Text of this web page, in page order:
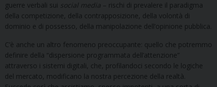
guerre verbali sui social media – rischi di prevalere il paradigma
della competizione, della contrapposizione, della volontà di
dominio e di possesso, della manipolazione dell’opinione pubblica.
C’è anche un altro fenomeno preoccupante: quello che potremmo
definire della “dispersione programmata dell’attenzione”
attraverso i sistemi digitali, che, profilandoci secondo le logiche
del mercato, modificano la nostra percezione della realtà.